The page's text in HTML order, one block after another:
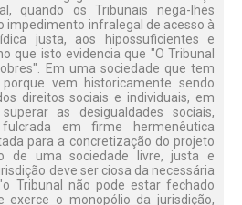
quando os Tribunais nega-lhes
impedimento infralegal de acesso à
justa, aos hipossuficientes e
que isto evidencia que "O Tribunal
Em uma sociedade que tem
vem historicamente sendo
direitos sociais e individuais, em
as desigualdades sociais,
em firme hermenêutica
para a concretização do projeto
de uma sociedade livre, justa e
deve ser ciosa da necessária
Tribunal não pode estar fechado
exerce o monopólio da jurisdição,